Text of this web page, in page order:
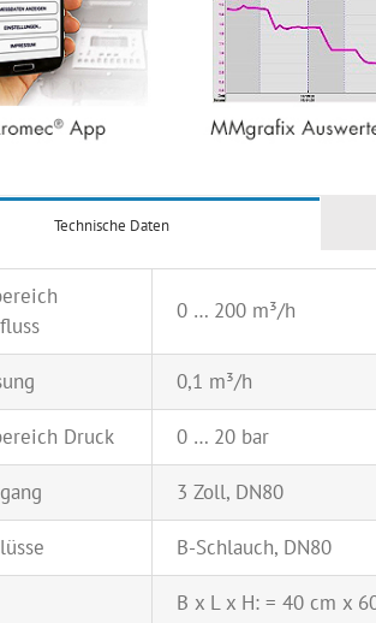
Technische Daten
0 … 200 m³/h
0,1 m³/h
Druck 0 … 20 bar
3 Zoll, DN80
B-Schlauch, DN80
B x L x H: = 40 cm x